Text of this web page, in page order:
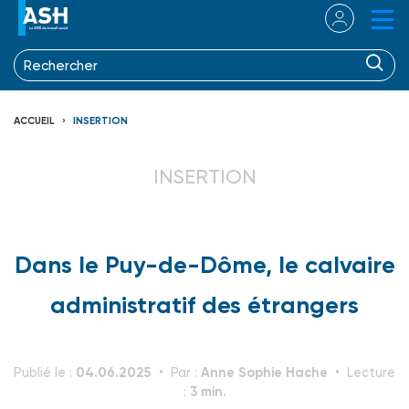
ACCUEIL INSERTION
INSERTION
Dans le Puy-de-Dôme, le calvaire
administratif des étrangers
Publié le : 04.06.2025 Par : Anne Sophie Hache
Lecture
: 3 min.